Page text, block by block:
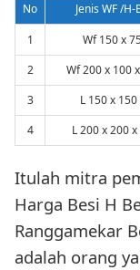
No Jenis WF /
1
Wf 150 x
2
Wf 200 x 100
3
L 150 x
4
L 200 x 200
Itulah mitra
Harga Besi H
Ranggamekar
adalah orang